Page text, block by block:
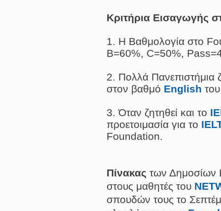
Κριτήρια Εισαγωγής
1. H Βαθμολογία στο
Β=60%, C=50%,
2. Πολλά Πανεπιστήμια
στον βαθμό English
3. Όταν ζητηθεί και το
προετοιμασία για το
Foundation.
Πίνακας των Δημοσίων
στους μαθητές του
σπουδών τους το